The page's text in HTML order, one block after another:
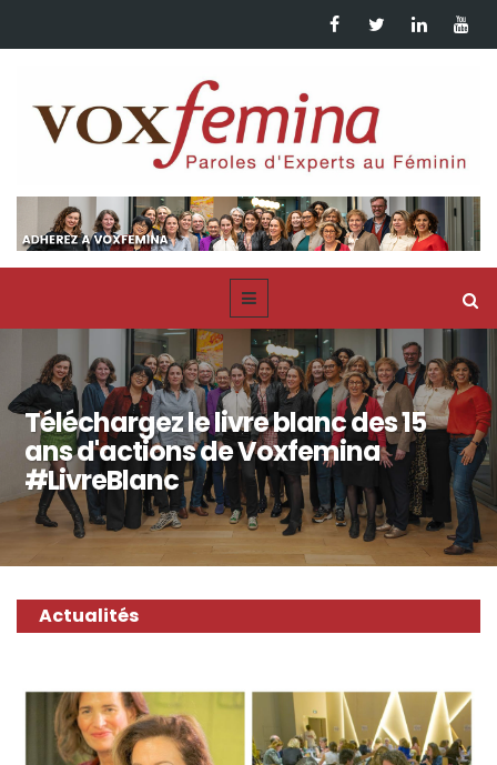
Téléchargez le livre blanc des 15
ans d'actions de Voxfemina
#LivreBlanc
Actualités